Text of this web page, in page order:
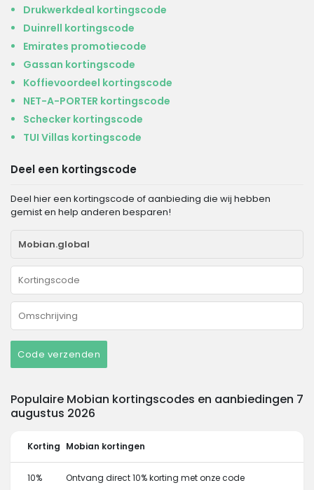
Drukwerkdeal kortingscode
Duinrell kortingscode
Emirates promotiecode
Gassan kortingscode
Koffievoordeel kortingscode
NET-A-PORTER kortingscode
Schecker kortingscode
TUI Villas kortingscode
Deel een kortingscode
Deel hier een kortingscode of aanbieding die wij hebben
gemist en help anderen besparen!
Code verzenden
Populaire Mobian kortingscodes en aanbiedingen 7
augustus 2026
Korting Mobian kortingen
10% Ontvang direct 10% korting met onze code